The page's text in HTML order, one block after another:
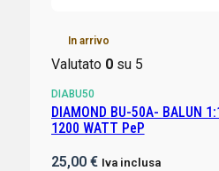
In arrivo
Valutato 0su 5
DIABU50
DIAMOND BU-50A- BALUN 1:1 PER DIPOLI 1.7-40 MHz
1200 WATT PeP
25,00 € Iva inclusa